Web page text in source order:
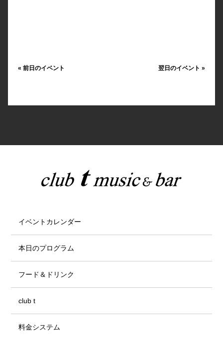
« 前日のイベント 翌日のイベント»
イベントカレンダー
本日のプログラム
フード＆ドリンク
club t
料金システム